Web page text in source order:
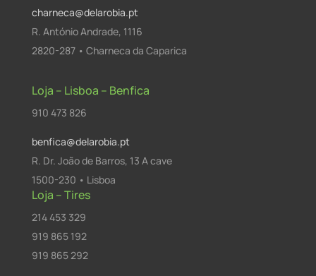
charneca@delarobia.pt
R. António Andrade, 1116
2820-287 • Charneca da Caparica
Loja – Lisboa – Benfica
910 473 826
benfica@delarobia.pt
R. Dr. João de Barros, 13 A cave
1500-230 • Lisboa
Loja – Tires
214 453 329
919 865 192
919 865 292